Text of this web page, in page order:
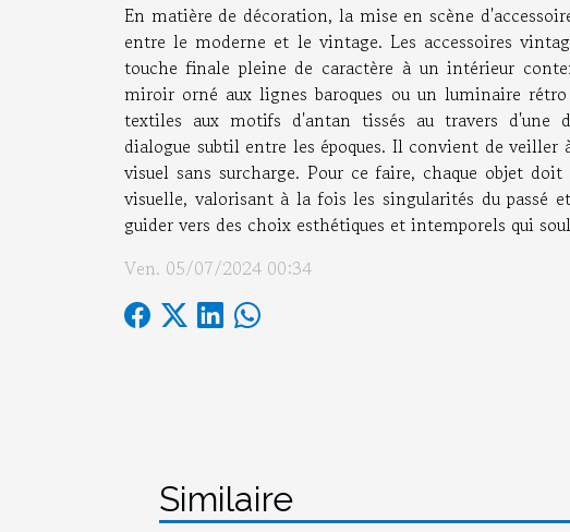
En matière de décoration, la mise en scène
entre le moderne et le vintage. Les accessoires
touche finale pleine de caractère à un intérieur
miroir orné aux lignes baroques ou un luminaire
textiles aux motifs d'antan tissés au travers d'une
dialogue subtil entre les époques. Il convient de
visuel sans surcharge. Pour ce faire, chaque objet
visuelle, valorisant à la fois les singularités du passé
guider vers des choix esthétiques et intemporels qui
Ven. 05/07/2024 00:34
Similaire